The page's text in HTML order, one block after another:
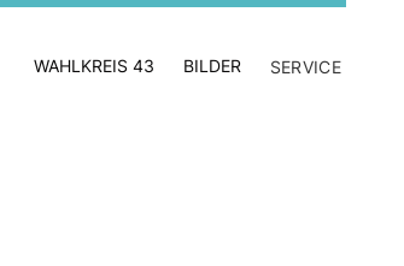
WAHLKREIS 43 BILDER SERVICE